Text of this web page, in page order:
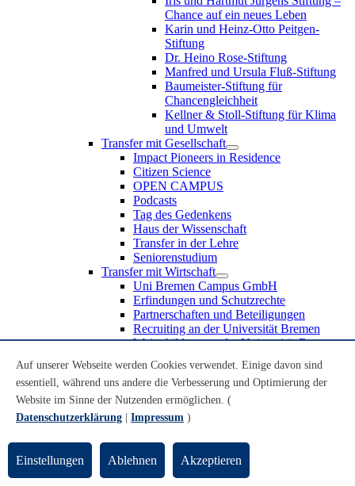
Chance auf ein neues Leben
Karin und Heinz-Otto Peitgen-
Stiftung
Dr. Heino Rose-Stiftung
Manfred und Ursula Fluß-Stiftung
Baumeister-Stiftung für
Chancengleichheit
Kellner & Stoll-Stiftung für Klima
und Umwelt
Transfer mit Gesellschaft
Impact Pioneers in Residence
Citizen Science
OPEN CAMPUS
Podcasts
Tag des Gedenkens
Haus der Wissenschaft
Transfer in der Lehre
Seniorenstudium
Transfer mit Wirtschaft
Uni Bremen Campus GmbH
Erfindungen und Schutzrechte
Partnerschaften und Beteiligungen
Recruiting an der Universität Bremen
Weiterbildung an der Universität Bremen
Schülerinnen und Schüler
MINT-Schnupperstudium
Schulklassen
Lehrkräfte
UniTransfer - Servicestelle für Transferaktivitäten
Transfermagazin der Universität Bremen
Auf unserer Webseite werden Cookies verwendet. Einige davon sind
essentiell, während uns andere die Verbesserung und Optimierung der
Website im Sinne der Nutzenden ermöglichen. (
Datenschutzerklärung
Impressum )
Einstellungen Ablehnen Akzeptieren